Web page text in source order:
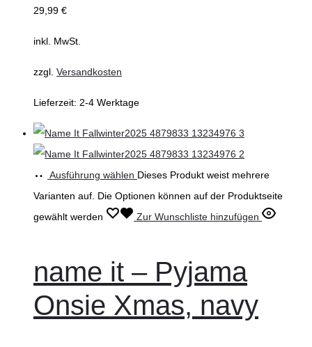
29,99 €
inkl. MwSt.
zzgl. Versandkosten
Lieferzeit: 2-4 Werktage
Ausführung wählen Dieses Produkt weist mehrere
Varianten auf. Die Optionen können auf der Produktseite
gewählt werden
Zur Wunschliste hinzufügen
name it – Pyjama
Onsie Xmas, navy